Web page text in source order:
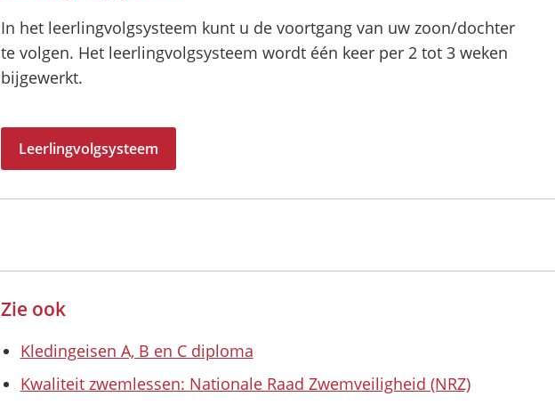
In het leerlingvolgsysteem kunt u de voortgang van uw zoon/dochter
te volgen. Het leerlingvolgsysteem wordt één keer per 2 tot 3 weken
bijgewerkt.
Leerlingvolgsysteem
Zie ook
Kledingeisen A, B en C diploma
Kwaliteit zwemlessen: Nationale Raad Zwemveiligheid (NRZ)